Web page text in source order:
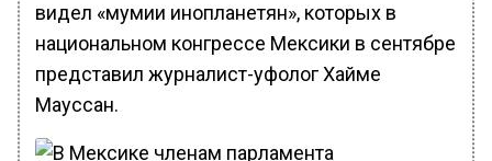
видел «мумии инопланетян», которых в
национальном конгрессе Мексики в сентябре
представил журналист-уфолог Хайме
Мауссан.